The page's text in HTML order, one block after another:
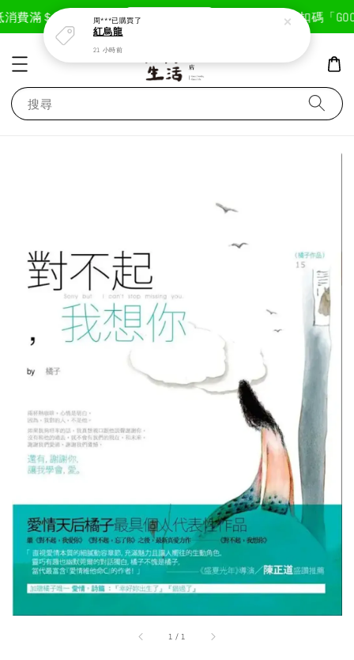
費滿＄1800免運費 現在去購物！ 首次註冊輸入折扣碼「
搜尋
1 / 1
周***已購買了
紅烏龍
21 小時前